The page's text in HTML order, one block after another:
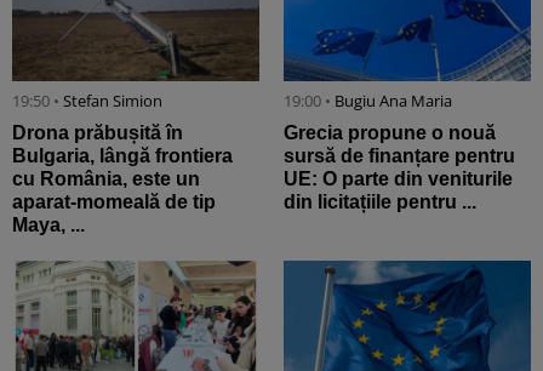
19:50 • Stefan Simion
Drona prăbușită în
Bulgaria, lângă frontiera
cu România, este un
aparat-momeală de tip
Maya, ...
19:00 • Bugiu ⁠Ana Maria
Grecia propune o nouă
sursă de finanțare pentru
UE: O parte din veniturile
din licitațiile pentru ...